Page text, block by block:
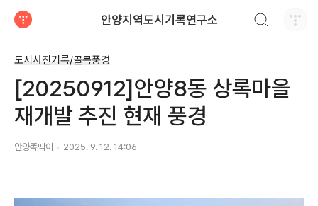
안양지역도시기록연구소
도시사진기록/골목풍경
[20250912]안양8동 상록마을
재개발 추진 현재 풍경
안양똑딱이 2025. 9. 12. 14:06